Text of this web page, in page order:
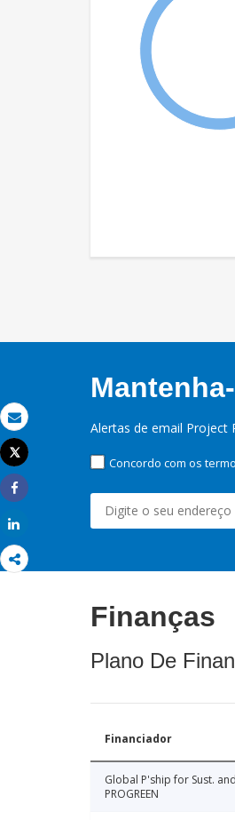
Email
Imprimir
Tweet
Share
Alertas de email Project
Concordo com os
Finanças
Plano De
Financiador
Global P'ship for Sust.
PROGREEN